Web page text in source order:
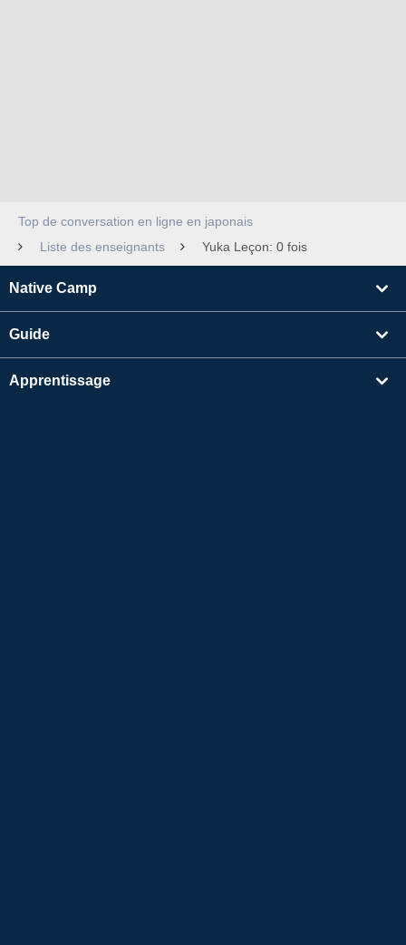
Top de conversation en ligne en japonais
Liste des enseignants
Yuka Leçon: 0 fois
Native Camp
Guide
Apprentissage